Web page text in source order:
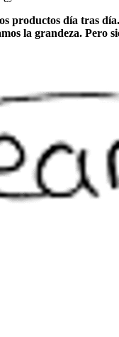
productos día tras
la grandeza. Pero